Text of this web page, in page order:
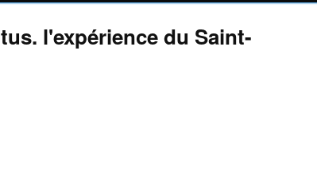
l'expérience du Saint-